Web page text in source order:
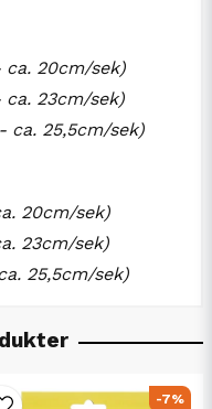
ca. 20cm/sek)
ca. 23cm/sek)
ca. 25,5cm/sek)
20cm/sek)
23cm/sek)
25,5cm/sek)
-7%